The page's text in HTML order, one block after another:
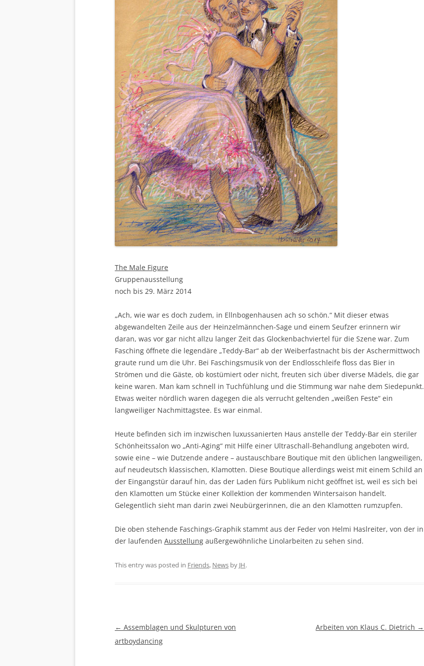
The Male Figure
Gruppenausstellung
noch bis 29. März 2014
„Ach, wie war es doch zudem, in Ellnbogenhausen ach so schön.“ Mit dieser etwas
abgewandelten Zeile aus der Heinzelmännchen-Sage und einem Seufzer erinnern wir
daran, was vor gar nicht allzu langer Zeit das Glockenbachviertel für die Szene war. Zum
Fasching öffnete die legendäre „Teddy-Bar“ ab der Weiberfastnacht bis der Aschermittwoch
graute rund um die Uhr. Bei Faschingsmusik von der Endlosschleife floss das Bier in
Strömen und die Gäste, ob kostümiert oder nicht, freuten sich über diverse Mädels, die gar
keine waren. Man kam schnell in Tuchfühlung und die Stimmung war nahe dem Siedepunkt.
Etwas weiter nördlich waren dagegen die als verrucht geltenden „weißen Feste“ ein
langweiliger Nachmittagstee. Es war einmal.
Heute befinden sich im inzwischen luxussanierten Haus anstelle der Teddy-Bar ein steriler
Schönheitssalon wo „Anti-Aging“ mit Hilfe einer Ultraschall-Behandlung angeboten wird,
sowie eine – wie Dutzende andere – austauschbare Boutique mit den üblichen langweiligen,
auf neudeutsch klassischen, Klamotten. Diese Boutique allerdings weist mit einem Schild an
der Eingangstür darauf hin, das der Laden fürs Publikum nicht geöffnet ist, weil es sich bei
den Klamotten um Stücke einer Kollektion der kommenden Wintersaison handelt.
Gelegentlich sieht man darin zwei Neubürgerinnen, die an den Klamotten rumzupfen.
Die oben stehende Faschings-Graphik stammt aus der Feder von Helmi Haslreiter, von der in
der laufenden Ausstellung außergewöhnliche Linolarbeiten zu sehen sind.
This entry was posted in Friends, News by JH.
Beitragsnavigation
← Assemblagen und Skulpturen von
artboydancing
Arbeiten von Klaus C. Dietrich →